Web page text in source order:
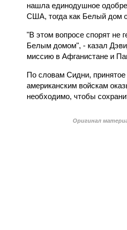
нашла единодушное
США, тогда как Белый дом
"В этом вопросе спорят не
Белым домом", - казал
миссию в Афганистане и
По словам Сидни,
американским войскам
необходимо, чтобы
Оригинал